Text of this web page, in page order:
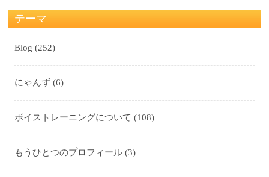
テーマ
Blog (252)
にゃんず (6)
ボイストレーニングについて (108)
もうひとつのプロフィール (3)